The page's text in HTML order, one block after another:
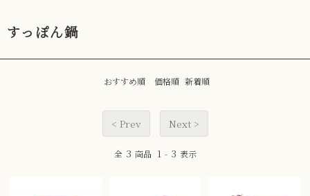
すっぽん鍋
おすすめ順 価格順 新着順
< Prev Next >
全 3 商品 1 - 3 表示